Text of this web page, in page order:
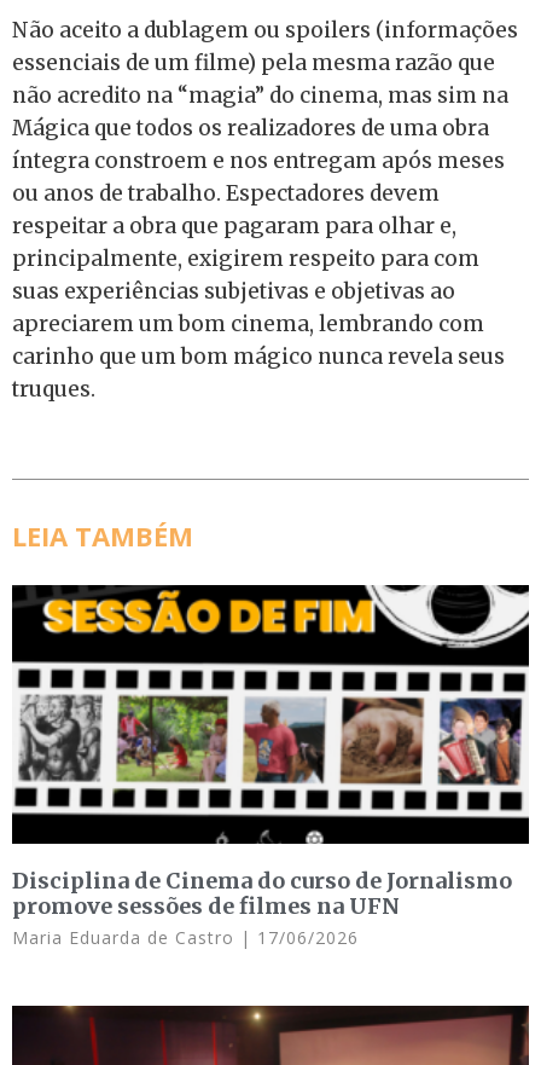
Não aceito a dublagem ou spoilers (informações
essenciais de um filme) pela mesma razão que
não acredito na “magia” do cinema, mas sim na
Mágica que todos os realizadores de uma obra
íntegra constroem e nos entregam após meses
ou anos de trabalho. Espectadores devem
respeitar a obra que pagaram para olhar e,
principalmente, exigirem respeito para com
suas experiências subjetivas e objetivas ao
apreciarem um bom cinema, lembrando com
carinho que um bom mágico nunca revela seus
truques.
LEIA TAMBÉM
Disciplina de Cinema do curso de Jornalismo
promove sessões de filmes na UFN
Maria Eduarda de Castro 17/06/2026